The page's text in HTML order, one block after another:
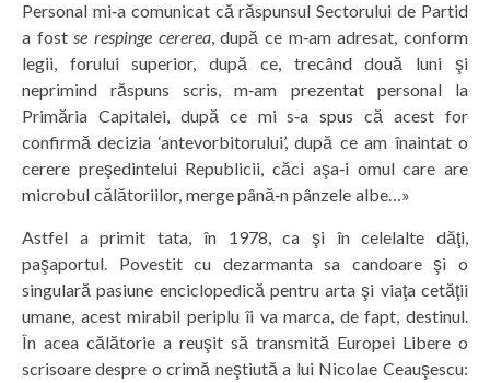
Personal mi‑a comunicat că răspunsul Sectorului de Partid
a fostse respinge cererea, după ce m‑am adresat, conform
legii, forului superior, după ce, trecând două luni şi
neprimind răspuns scris, m‑am prezentat personal la
Primăria Capitalei, după ce mi s‑a spus că acest for
confirmă decizia ‘antevorbitorului’, după ce am înaintat o
cerere preşedintelui Republicii, căci aşa‑i omul care are
microbul călătoriilor, merge până‑n pânzele albe…»
Astfel a primit tata, în 1978, ca şi în celelalte dăţi,
paşaportul. Povestit cu dezarmanta sa candoare şi o
singulară pasiune enciclopedică pentru arta şi viaţa cetăţii
umane, acest mirabil periplu îi va marca, de fapt, destinul.
În acea călătorie a reuşit să transmită Europei Libere o
scrisoare despre o crimă neştiută a lui Nicolae Ceauşescu: